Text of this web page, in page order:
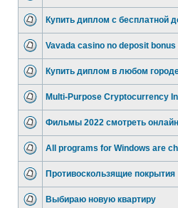
Купить диплом с бесплатной
Vavada casino no deposit bonus
Купить диплом в любом
Multi-Purpose Cryptocurrency
Фильмы 2022 смотреть онлайн
All programs for Windows are
Противоскользящие покрытия
Выбираю новую квартиру